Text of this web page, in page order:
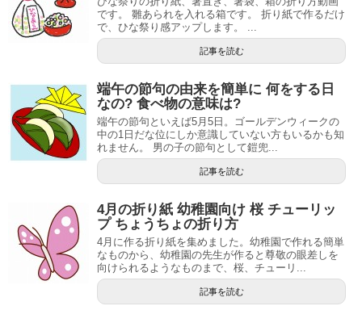
です。 雛あられを入れる箱です。 折り紙で作るだけ
で、ひな祭り感アップします。 ...
記事を読む
端午の節句の由来を簡単に 何をする日
なの? 食べ物の意味は?
端午の節句といえば5月5日。ゴールデンウィークの
中の1日だな位にしか意識していない方もいるかも知
れません。 男の子の節句として鎧兜...
記事を読む
4月の折り紙 幼稚園向け 桜 チューリッ
プ ちょうちょの折り方
4月に作る折り紙を集めました。幼稚園で作れる簡単
なものから、幼稚園の先生が作ると尊敬の眼差しを
向けられるようなものまで、桜、チューリ...
記事を読む